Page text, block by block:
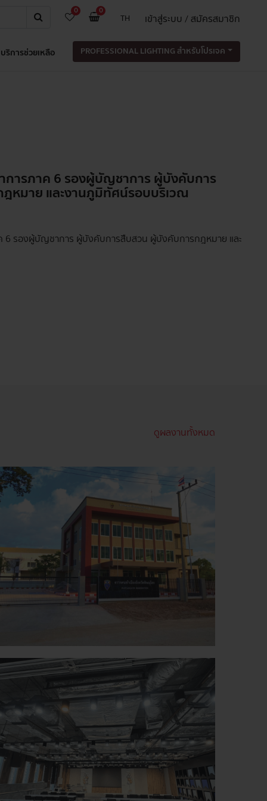
0 0
TH เข้าสู่ระบบ / สมัครสมาชิก
บริการช่วยเหลือ PROFESSIONAL LIGHTING สำหรับโปรเจค
ารภาค 6 รองผู้บัญชาการ ผู้บังคับการ
หมาย และงานภูมิทัศน์รอบบริเวณ
รองผู้บัญชาการ ผู้บังคับการสืบสวน ผู้บังคับการกฎหมาย และ
ดูผลงานทั้งหมด